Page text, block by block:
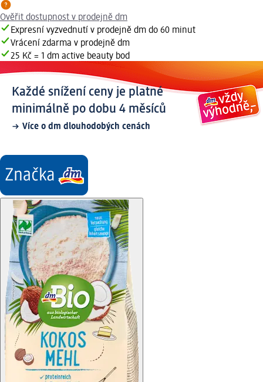
Ověřit dostupnost v prodejně dm
Expresní vyzvednutí v prodejně dm do 60 minut
Vrácení zdarma v prodejně dm
25 Kč = 1 dm active beauty bod
Každé snížení ceny je platné
minimálně po dobu 4 měsíců
Více o dm dlouhodobých cenách